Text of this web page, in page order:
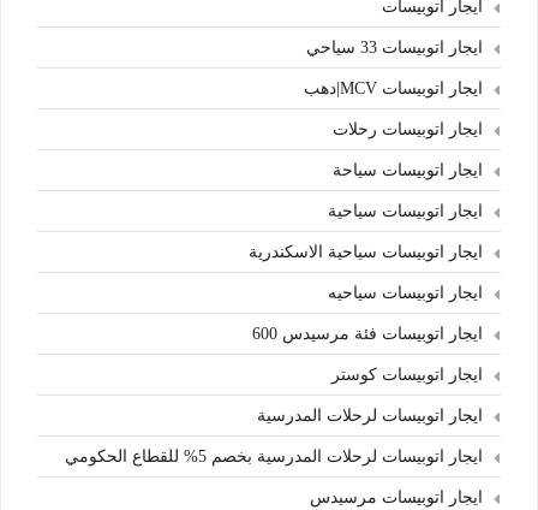
ايجار اتوبيسات
ايجار اتوبيسات 33 سياحي
ايجار اتوبيسات MCV|دهب
ايجار اتوبيسات رحلات
ايجار اتوبيسات سياحة
ايجار اتوبيسات سياحية
ايجار اتوبيسات سياحية الاسكندرية
ايجار اتوبيسات سياحيه
ايجار اتوبيسات فئة مرسيدس 600
ايجار اتوبيسات كوستر
ايجار اتوبيسات لرحلات المدرسية
ايجار اتوبيسات لرحلات المدرسية بخصم 5% للقطاع الحكومي
ايجار اتوبيسات مرسيدس